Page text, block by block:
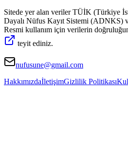
Sitede yer alan veriler TÜİK (Türkiye
Dayalı Nüfus Kayıt Sistemi (ADNKS)
Resmi kullanım için verilerin
teyit ediniz.
nufusune@gmail.com
HakkımızdaİletişimGizlilik Politikası